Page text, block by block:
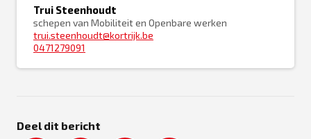
Trui Steenhoudt
schepen van Mobiliteit en Openbare werken
trui.steenhoudt@kortrijk.be
0471279091
Deel dit bericht